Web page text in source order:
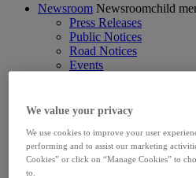
Newsroom Newsroomchild
Press Releases
Public Notices
Road Notices
Events
What We Do
Management Team
Structure & Vision
Council Meetings
We value your privacy
We use cookies to improve your user
performing and to assist our marketing
Cookies” or click on “Manage Cookies” to
to.